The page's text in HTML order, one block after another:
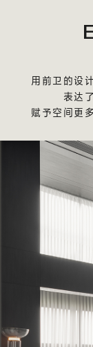
用前卫的设
表达
赋予空间更